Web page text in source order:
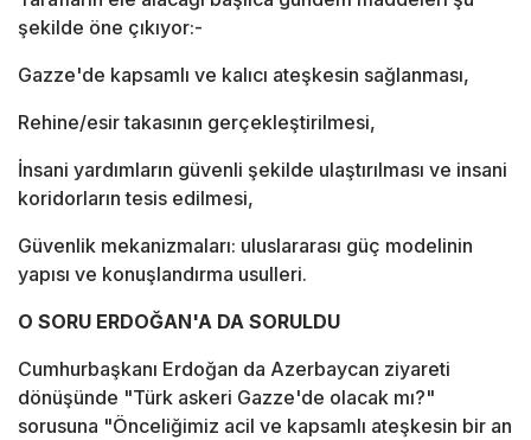
şekilde öne çıkıyor:-
Gazze'de kapsamlı ve kalıcı ateşkesin sağlanması,
Rehine/esir takasının gerçekleştirilmesi,
İnsani yardımların güvenli şekilde ulaştırılması ve insani
koridorların tesis edilmesi,
Güvenlik mekanizmaları: uluslararası güç modelinin
yapısı ve konuşlandırma usulleri.
O SORU ERDOĞAN'A DA SORULDU
Cumhurbaşkanı Erdoğan da Azerbaycan ziyareti
dönüşünde "Türk askeri Gazze'de olacak mı?"
sorusuna "Önceliğimiz acil ve kapsamlı ateşkesin bir an